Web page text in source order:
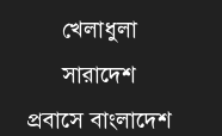
খেলাধুলা
সারাদেশ
প্রবাসে বাংলাদেশ